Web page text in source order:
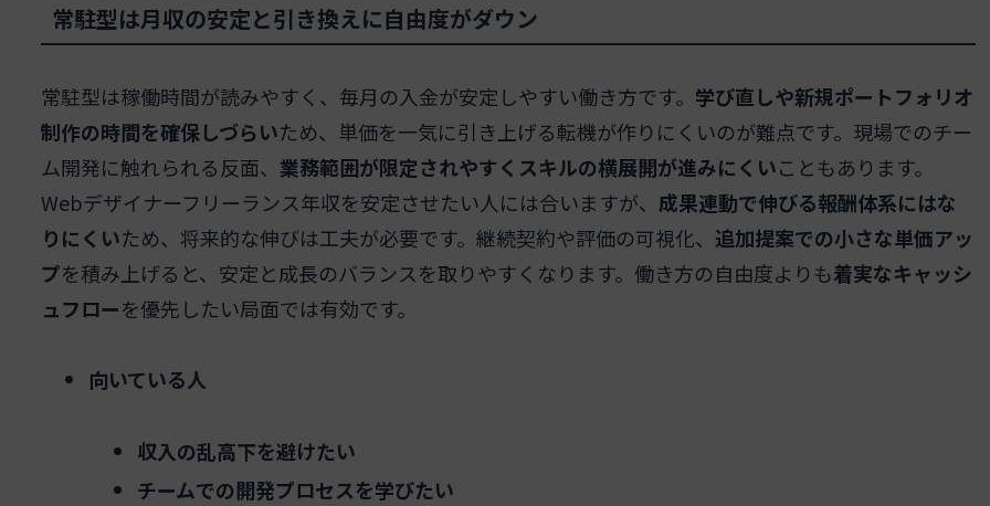
常駐型は月収の安定と引き換えに自由度がダウン
常駐型は稼働時間が読みやすく、毎月の入金が安定しやすい働き方です。 学び直しや新規ポートフォリオ
制作の時間を確保しづらいため、単価を一気に引き上げる転機が作りにくいのが難点です。現場でのチー
ム開発に触れられる反面、 業務範囲が限定されやすくスキルの横展開が進みにくいこともあります。
Webデザイナーフリーランス年収を安定させたい人には合いますが、 成果連動で伸びる報酬体系にはな
りにくいため、将来的な伸びは工夫が必要です。継続契約や評価の可視化、 追加提案での小さな単価アッ
プを積み上げると、安定と成長のバランスを取りやすくなります。働き方の自由度よりも着実なキャッシ
ュフローを優先したい局面では有効です。
向いている人
収入の乱高下を避けたい
チームでの開発プロセスを学びたい